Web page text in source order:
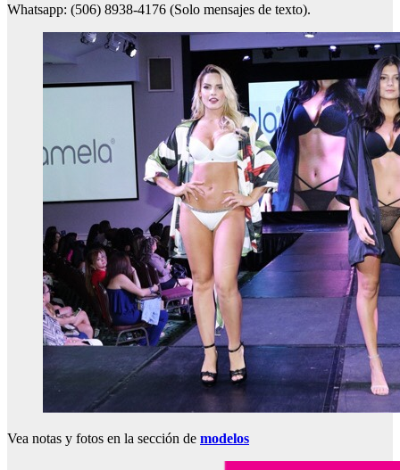
Whatsapp: (506) 8938-4176 (Solo mensajes de texto).
Vea notas y fotos en la sección de modelos